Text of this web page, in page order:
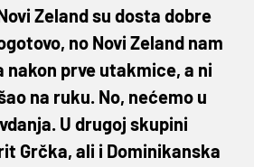
Zeland su dosta dobre
no Novi Zeland nam
nakon prve utakmice, a ni
na ruku. No, nećemo u
U drugoj skupini
Grčka, ali i Dominikanska